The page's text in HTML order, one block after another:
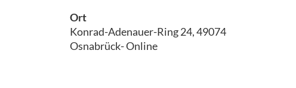
Ort
Konrad-Adenauer-Ring 24, 49074
Osnabrück- Online